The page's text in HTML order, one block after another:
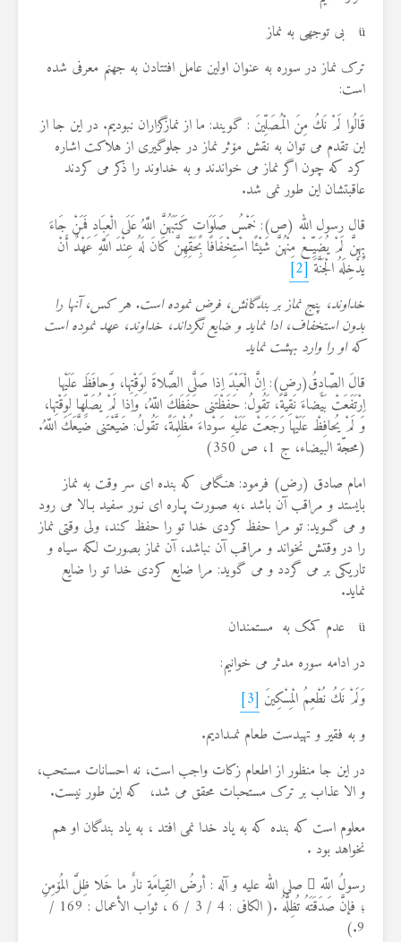
ü بی توجهی به نماز
ترک نماز در سوره به عنوان اولین عامل افتتادن به جهنم معرفی شده
است:
قَالُوا لَمْ نَكُ مِنَ الْمُصَلِّینَ : گویند: ما از نمازگزاران نبودیم. در این جا از
این تقدم می توان به نقش مۆثر نماز در جلوگیری از هلاکت اشاره
کرد که چون اگر نماز می خواندند و به خداوند را ذکر می کردند
عاقبتشان این طور نمی شد.
قال رسول الله (ص): خَمْسُ صَلَوَاتٍ كَتَبَهُنَّ اللَّهُ عَلَى الْعِبَادِ فَمَنْ جَاءَ
بِهِنَّ لَمْ يُضَيِّعْ مِنْهُنَّ شَيْئًا اسْتِخْفَافًا بِحَقِّهِنَّ كَانَ لَهُ عِنْدَ اللَّهِ عَهْدٌ أَنْ
يُدْخِلَهُ الْجَنَّةَ [2]
خداوند، پنج نماز بر بندگانش، فرض نموده است. هر كس، آنها را
بدون استخفاف، ادا نمايد و ضايع نگرداند، خداوند، عهد نموده است
كه او را وارد بهشت نمايد
قالَ الصّادِقُ(رض): اِنَّ الْعَبْدَ اِذا صَلَّى الصَّلاةَ لِوَقْتِها، وَحافَظَ عَلَیْها
اِرْتَفَعَتْ بَیْضاءَ نَقِیَّةً، تَقُولُ: حَفَظْتَنى حَفَظَكَ اللّهُ، وَاِذا لَمْ یُصَلِّها لِوَقْتِها،
وَ لَمْ یُحافِظْ عَلَیْها رَجَعَتْ عَلَیْهِ سَوْداءَ مُظْلِمَةً، تَقُولُ: ضَیَّعْتَنى ضَیَّعَكَ اللّهُ.
(محجّة البیضاء، ج 1، ص 350)
امام صادق (رض) فرمود: هنـگامى كه بنده اى سر وقت به نماز
بایستد و مراقب آن باشد ،به صـورت پـاره اى نـور سفید بـالا مى رود
و مى گـوید: تو مرا حفظ كردى خدا تو را حفظ كند، ولى وقتى نماز
را در وقتش نخواند و مراقب آن نباشد، آن نماز بصورت لكه سیاه و
تاریكى بر مى گردد و مى گوید: مرا ضایع كردى خدا تو را ضایع
نماید.
ü عدم کمک به مستمندان
در ادامه سوره مدثر می خوانیم:
وَلَمْ نَكُ نُطْعِمُ الْمِسْكِینَ [3]
و به فقیر و تهیدست طعام نمى‏دادیم.
در این جا منظور از اطعام زکات واجب است، نه احسانات مستحب،
و الا عذاب بر ترک مستحبات محقق می شد، که این طور نیست.
معلوم است که بنده که به یاد خدا نمی افتد ، به یاد بندگان او هم
نخواهد بود .
رسولُ اللّه ِ صلى الله علیه و آله : أرضُ القِیامَةِ نارٌ ما خَلا ظِلَّ المُۆمِنِ
؛ فإنَّ صَدَقَتَهُ تُظِلُّهُ .( الكافی : 4 / 3 / 6 ، ثواب الأعمال : 169 /
9.)